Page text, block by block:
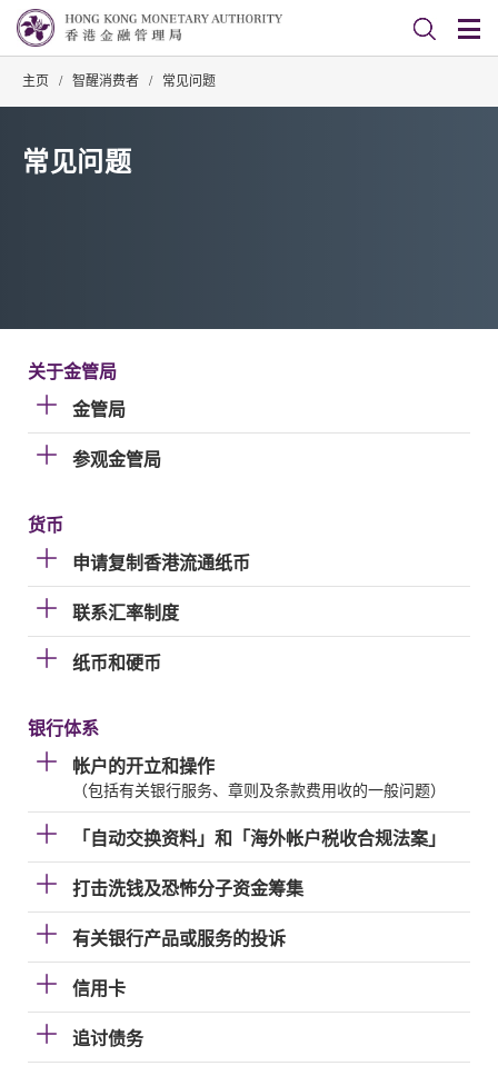
主页 / 智醒消费者 / 常见问题
常见问题
关于金管局
金管局
参观金管局
货币
申请复制香港流通纸币
联系汇率制度
纸币和硬币
银行体系
帐户的开立和操作
（包括有关银行服务、章则及条款费用收的一般问题）
「自动交换资料」和「海外帐户税收合规法案」
打击洗钱及恐怖分子资金筹集
有关银行产品或服务的投诉
信用卡
追讨债务